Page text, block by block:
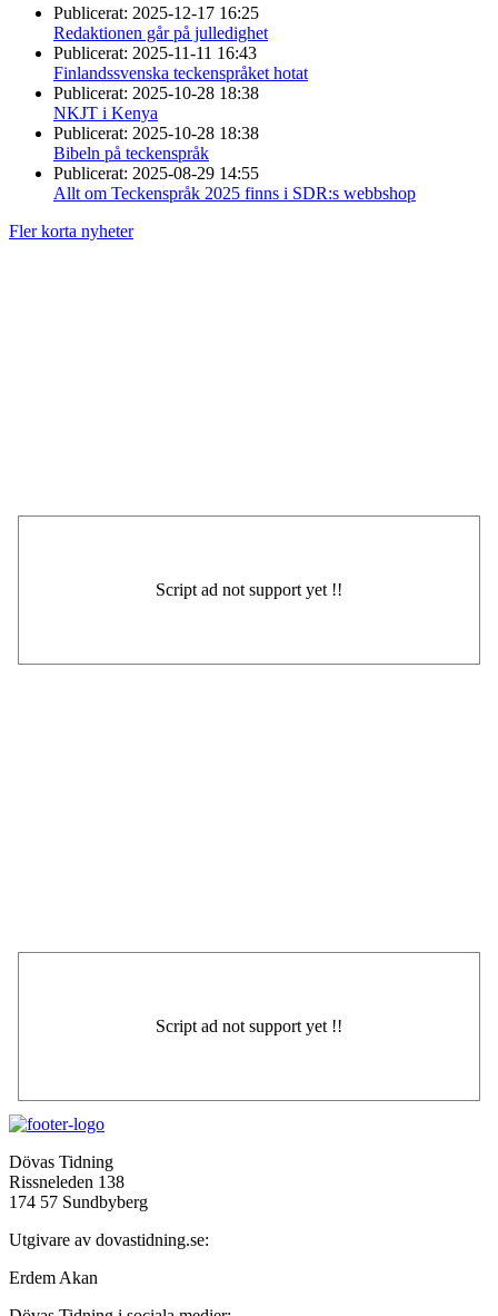
Publicerat: 2025-12-17 16:25
Redaktionen går på julledighet
Publicerat: 2025-11-11 16:43
Finlandssvenska teckenspråket hotat
Publicerat: 2025-10-28 18:38
NKJT i Kenya
Publicerat: 2025-10-28 18:38
Bibeln på teckenspråk
Publicerat: 2025-08-29 14:55
Allt om Teckenspråk 2025 finns i SDR:s webbshop
Fler korta nyheter
Dövas Tidning
Rissneleden 138
174 57 Sundbyberg
Utgivare av dovastidning.se:
Erdem Akan